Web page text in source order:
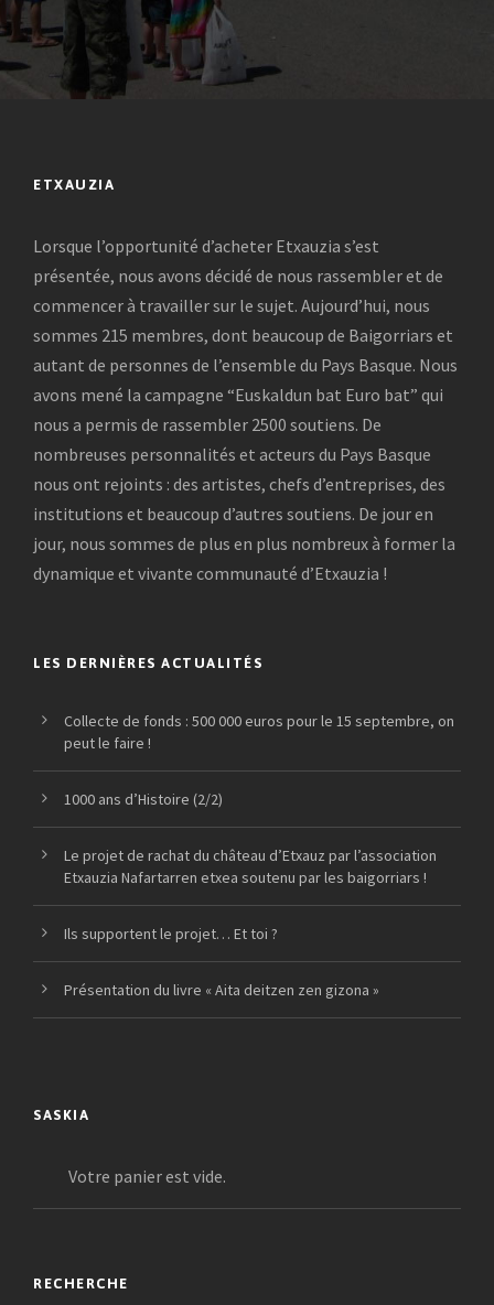
ETXAUZIA
Lorsque l’opportunité d’acheter Etxauzia s’est
présentée, nous avons décidé de nous rassembler et de
commencer à travailler sur le sujet. Aujourd’hui, nous
sommes 215 membres, dont beaucoup de Baigorriars et
autant de personnes de l’ensemble du Pays Basque. Nous
avons mené la campagne “Euskaldun bat Euro bat” qui
nous a permis de rassembler 2500 soutiens. De
nombreuses personnalités et acteurs du Pays Basque
nous ont rejoints : des artistes, chefs d’entreprises, des
institutions et beaucoup d’autres soutiens. De jour en
jour, nous sommes de plus en plus nombreux à former la
dynamique et vivante communauté d’Etxauzia !
LES DERNIÈRES ACTUALITÉS
Collecte de fonds : 500 000 euros pour le 15 septembre, on
peut le faire !
1000 ans d’Histoire (2/2)
Le projet de rachat du château d’Etxauz par l’association
Etxauzia Nafartarren etxea soutenu par les baigorriars !
Ils supportent le projet… Et toi ?
Présentation du livre « Aita deitzen zen gizona »
SASKIA
Votre panier est vide.
RECHERCHE